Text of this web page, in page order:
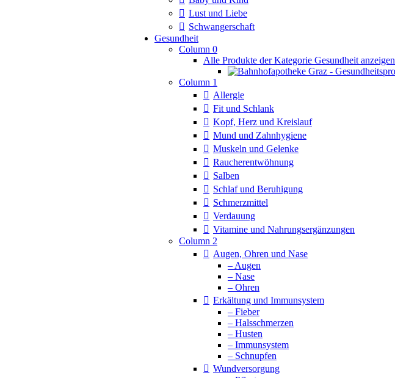
Lust und Liebe
Schwangerschaft
Gesundheit
Column 0
Alle Produkte der Kategorie Gesundheit anzeigen
Column 1
Allergie
Fit und Schlank
Kopf, Herz und Kreislauf
Mund und Zahnhygiene
Muskeln und Gelenke
Raucherentwöhnung
Salben
Schlaf und Beruhigung
Schmerzmittel
Verdauung
Vitamine und Nahrungsergänzungen
Column 2
Augen, Ohren und Nase
– Augen
– Nase
– Ohren
Erkältung und Immunsystem
– Fieber
– Halsschmerzen
– Husten
– Immunsystem
– Schnupfen
Wundversorgung